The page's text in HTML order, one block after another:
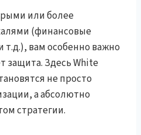
или более
(финансовые
т.д.), вам особенно важно
защита. Здесь White
не просто
а абсолютно
стратегии.